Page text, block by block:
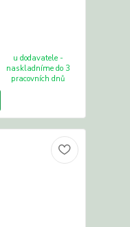
u dodavatele -
naskladníme do 3
pracovních dnů